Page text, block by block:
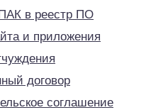
в реестр ПО
и приложения
договор
соглашение